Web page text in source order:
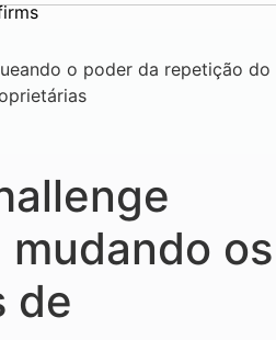
o poder da repetição do
os
de